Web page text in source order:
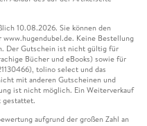
10.08.2026. Sie können den
Keine Bestellung
Der Gutschein ist nicht gültig für
Bücher und eBooks) sowie für
tolino select und das
mit anderen Gutscheinen und
ist nicht möglich. Ein Weiterverkauf
gestattet.
aufgrund der großen Zahl an